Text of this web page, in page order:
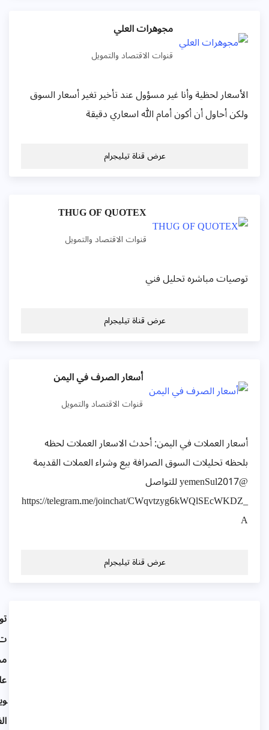
مجوهرات العلي
قنوات الاقتصاد والتمويل
الأسعار لحظية وأنا غير مسؤول عند تأخير تغير أسعار السوق
ولكن أحاول أن أكون أمام الله اسعاري دقيقة
عرض قناة تيليجرام
THUG OF QUOTEX
قنوات الاقتصاد والتمويل
توصيات مباشره تحليل فني
عرض قناة تيليجرام
أسعار الصرف في اليمن
قنوات الاقتصاد والتمويل
أسعار العملات في اليمن: أحدث الاسعار العملات لحظه
بلحظه تحليلات السوق الصرافة بيع وشراء العملات القديمة
@yemenSul2017 للتواصل
https://telegram.me/joinchat/CWqvtzyg6kWQlSEcWKDZ_
عرض قناة تيليجرام
توصيا
مجانية
عالبيتك